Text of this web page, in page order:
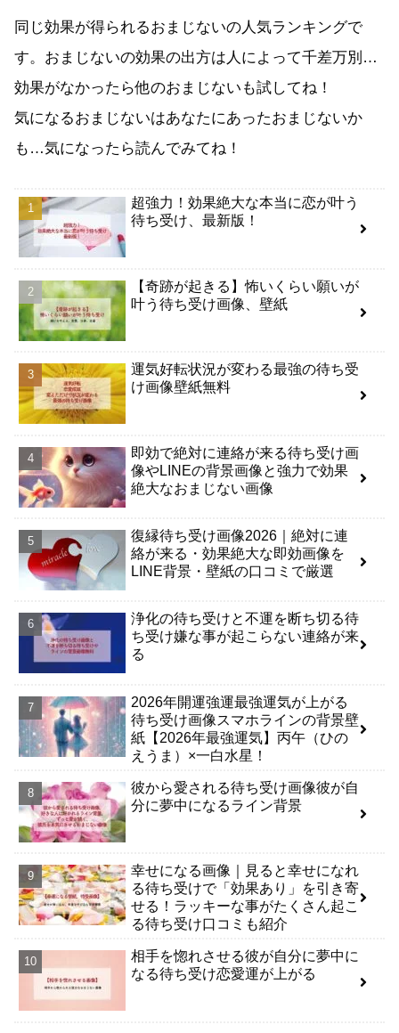
同じ効果が得られるおまじないの人気ランキングで
す。おまじないの効果の出方は人によって千差万別…
効果がなかったら他のおまじないも試してね！
気になるおまじないはあなたにあったおまじないか
も…気になったら読んでみてね！
超強力！効果絶大な本当に恋が叶う
待ち受け、最新版！
【奇跡が起きる】怖いくらい願いが
叶う待ち受け画像、壁紙
運気好転状況が変わる最強の待ち受
け画像壁紙無料
即効で絶対に連絡が来る待ち受け画
像やLINEの背景画像と強力で効果
絶大なおまじない画像
復縁待ち受け画像2026｜絶対に連
絡が来る・効果絶大な即効画像を
LINE背景・壁紙の口コミで厳選
浄化の待ち受けと不運を断ち切る待
ち受け嫌な事が起こらない連絡が来
る
2026年開運強運最強運気が上がる
待ち受け画像スマホラインの背景壁
紙【2026年最強運気】丙午（ひの
えうま）×一白水星！
彼から愛される待ち受け画像彼が自
分に夢中になるライン背景
幸せになる画像｜見ると幸せになれ
る待ち受けで「効果あり」を引き寄
せる！ラッキーな事がたくさん起こ
る待ち受け口コミも紹介
相手を惚れさせる彼が自分に夢中に
なる待ち受け恋愛運が上がる